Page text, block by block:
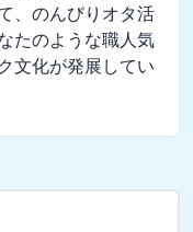
、のんびりオタ活
たのような職人気
文化が発展してい